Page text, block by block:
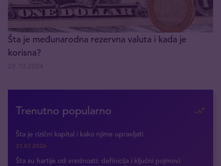
Šta je međunarodna rezervna valuta i kada je
korisna?
Trenutno popularno
Šta je rizični kapital i kako njime upravljati
31.07.2026
Šta su hartije od vrednosti: definicija i ključni pojmovi